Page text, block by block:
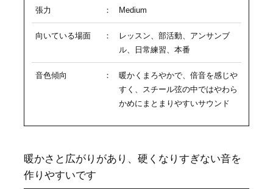
張力 ： Medium
向いている場面 ：
レッスン、部活動、アンサンブ
ル、日常練習、本番
音色傾向 ：
暖かくまろやかで、倍音を感じや
すく、スチール弦の中ではやわら
かめにまとまりやすいサウンド
暖かさと広がりがあり、硬くなりすぎない音を
作りやすいです